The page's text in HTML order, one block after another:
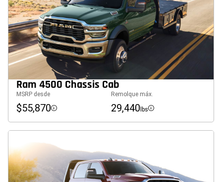
Ram 4500 Chassis Cab
MSRP desde
$55,870 Disclosure
Remolque máx.
29,440 lbs Disclosure